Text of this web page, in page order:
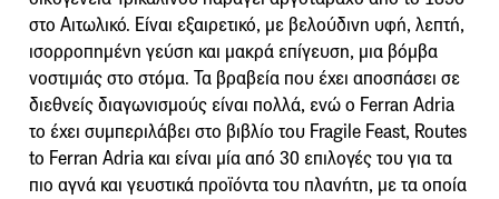
στο Αιτωλικό. Είναι εξαιρετικό, με βελούδινη υφή, λεπτή,
ισορροπημένη γεύση και μακρά επίγευση, μια βόμβα
νοστιμιάς στο στόμα. Τα βραβεία που έχει αποσπάσει σε
διεθνείς διαγωνισμούς είναι πολλά, ενώ ο Ferran Adria
το έχει συμπεριλάβει στο βιβλίο του Fragile Feast, Routes
to Ferran Adria και είναι μία από 30 επιλογές του για τα
πιο αγνά και γευστικά προϊόντα του πλανήτη, με τα οποία